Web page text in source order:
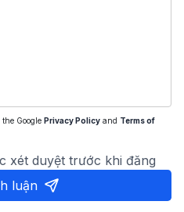
Google Privacy Policy and Terms of
xét duyệt trước khi đăng
luận